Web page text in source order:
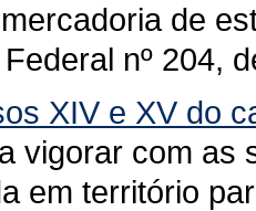
de
nº 204,
XIV e XV do
vigorar com as
em território